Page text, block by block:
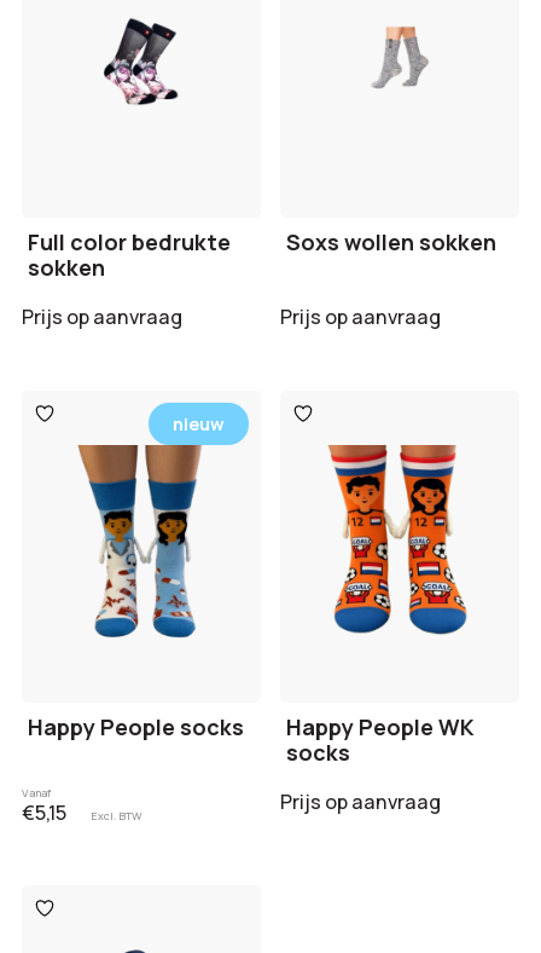
Full color bedrukte
sokken
Prijs op aanvraag
Soxs wollen sokken
Prijs op aanvraag
Toevoegen
aan
verlanglijst
nieuw
Happy People socks
Vanaf
€5,15 Excl. BTW
Toevoegen
aan
verlanglijst
Happy People WK
socks
Prijs op aanvraag
Toevoegen
aan